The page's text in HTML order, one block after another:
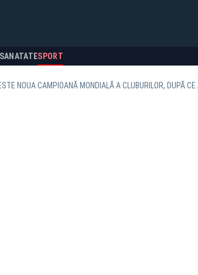
SANATATESPORT
NOUA CAMPIOANĂ MONDIALĂ A CLUBURILOR, DUPĂ